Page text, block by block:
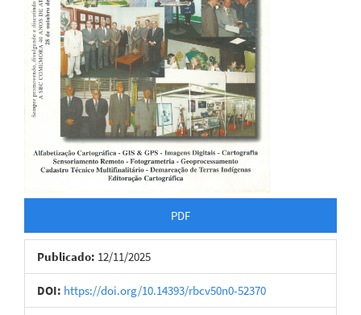
PDF
Publicado: 12/11/2025
DOI: https://doi.org/10.14393/rbcv50n0-52370